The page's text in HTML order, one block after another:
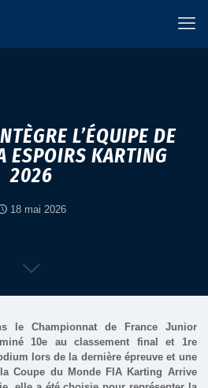
L’ÉQUIPE DE
ESPOIRS KARTING
2026
18 mai 2026
le Championnat de France Junior
10e au classement final et 1re
lors de la dernière épreuve et une
Coupe du Monde FIA Karting Arrive